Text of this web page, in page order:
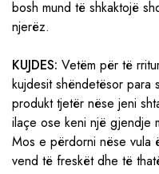
bosh mund të shkaktojë
njerëz.
KUJDES: Vetëm për të
kujdesit shëndetësor
produkt tjetër nëse jeni
ilaçe ose keni një gjendje
Mos e përdorni nëse vula
vend të freskët dhe të